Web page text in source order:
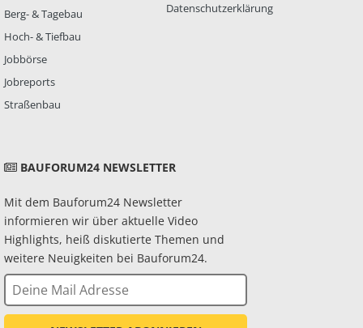
Berg- & Tagebau
Hoch- & Tiefbau
Jobbörse
Jobreports
Straßenbau
Datenschutzerklärung
BAUFORUM24 NEWSLETTER
Mit dem Bauforum24 Newsletter
informieren wir über aktuelle Video
Highlights, heiß diskutierte Themen und
weitere Neuigkeiten bei Bauforum24.